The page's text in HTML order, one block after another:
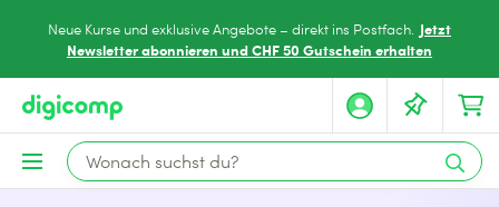
Neue Kurse und exklusive Angebote – direkt ins Postfach. Jetzt
Newsletter abonnieren und CHF 50 Gutschein erhalten